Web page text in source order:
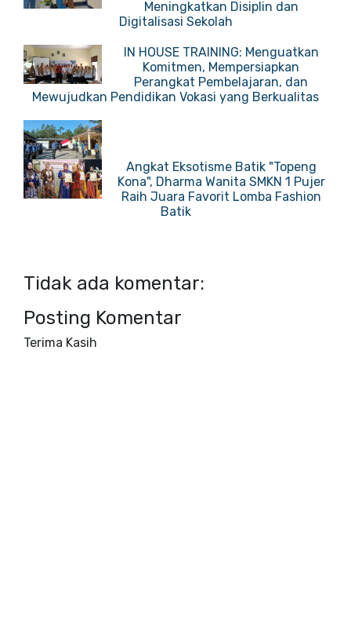
Meningkatkan Disiplin dan
Digitalisasi Sekolah
IN HOUSE TRAINING: Menguatkan
Komitmen, Mempersiapkan
Perangkat Pembelajaran, dan
Mewujudkan Pendidikan Vokasi yang Berkualitas
Angkat Eksotisme Batik "Topeng
Kona", Dharma Wanita SMKN 1 Pujer
Raih Juara Favorit Lomba Fashion
Batik
Tidak ada komentar:
Posting Komentar
Terima Kasih